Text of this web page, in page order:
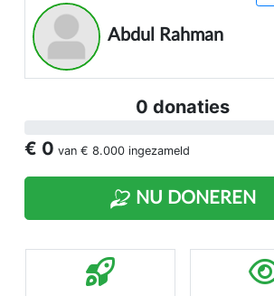
Abdul Rahman
0 donaties
€ 0 van € 8.000 ingezameld
NU DONEREN